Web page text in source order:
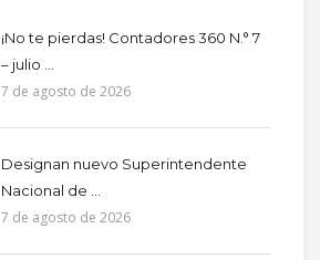
¡No te pierdas! Contadores 360 N.° 7
– julio ...
7 de agosto de 2026
Designan nuevo Superintendente
Nacional de ...
7 de agosto de 2026